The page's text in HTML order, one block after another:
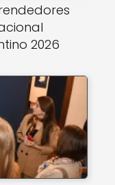
2026